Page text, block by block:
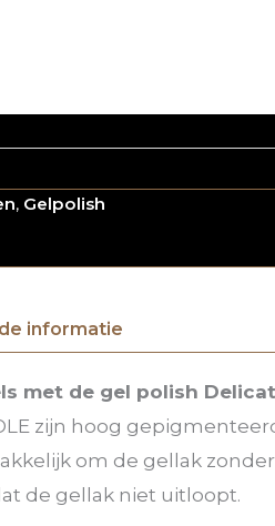
, Gelpolish
informatie
met de gel polish
zijn hoog
om de gellak
de gellak niet uitloopt.